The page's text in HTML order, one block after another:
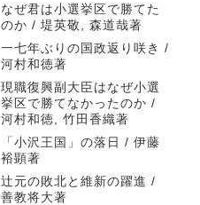
なぜ君は小選挙区で勝てた
のか / 堤英敬, 森道哉著
一七年ぶりの国政返り咲き /
河村和徳著
現職復興副大臣はなぜ小選
挙区で勝てなかったのか /
河村和徳, 竹田香織著
「小沢王国」の落日 / 伊藤
裕顕著
辻元の敗北と維新の躍進 /
善教将大著